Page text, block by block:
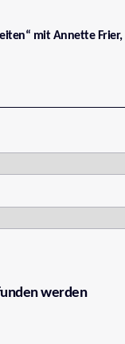
mit Annette
werden